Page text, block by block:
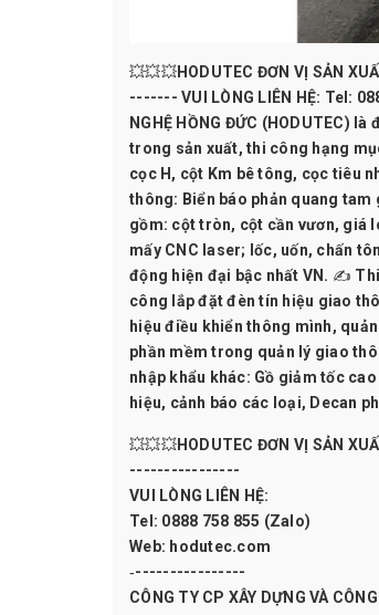
💥💥💥HODUTEC ĐƠN VỊ SẢN
------- VUI LÒNG LIÊN HỆ: Tel:
NGHỆ HỒNG ĐỨC (HODUTEC)
trong sản xuất, thi công hạng
cọc H, cột Km bê tông, cọc tiêu
thông: Biển báo phản quang
gồm: cột tròn, cột cần vươn, giá
mấy CNC laser; lốc, uốn, chấn
động hiện đại bậc nhất VN. ✍
công lắp đặt đèn tín hiệu giao
hiệu điều khiển thông mình,
phần mềm trong quản lý giao
nhập khẩu khác: Gồ giảm tốc
hiệu, cảnh báo các loại, Decan
💥💥💥HODUTEC ĐƠN VỊ SẢN
----------------
VUI LÒNG LIÊN HỆ:
Tel: 0888 758 855 (Zalo)
Web: hodutec.com
‐----------------
CÔNG TY CP XÂY DỰNG VÀ